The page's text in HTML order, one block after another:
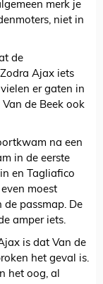
merk je
niet in
de
Ajax iets
er gaten in
de Beek ook
na een
in de eerste
en Tagliafico
moest
passmap. De
amper iets.
is dat Van de
het geval is.
het oog, al